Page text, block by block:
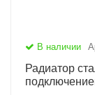
В наличии
Радиатор